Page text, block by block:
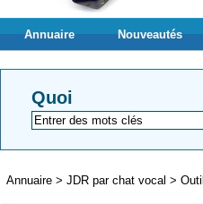
Annuaire Nouveautés
Quoi
Annuaire > JDR par chat vocal >